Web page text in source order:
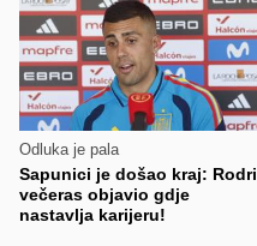
Odluka je pala
Sapunici je došao kraj: Rodri
večeras objavio gdje
nastavlja karijeru!